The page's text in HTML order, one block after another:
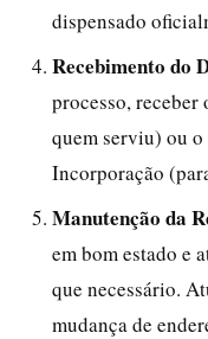
dispensado
Recebimento do
processo, receber
quem serviu) ou
Incorporação
Manutenção da
em bom estado e
que necessário.
mudança de